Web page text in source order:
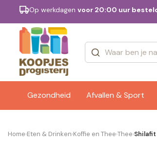
Op werkdagen voor 20:00 uur
Gezondheid Afvallen & Sport
Merken
Home›Eten & Drinken›Koffie en Thee›Thee›